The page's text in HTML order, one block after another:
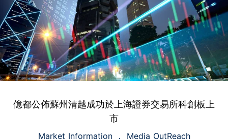
億都公佈蘇州清越成功於上海證券交易所科創板上
市
Market Information Media OutReach